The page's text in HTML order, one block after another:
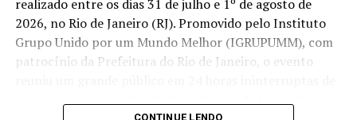
está firmada em Cristo, ela deixa de depender das
opiniões, dos erros ou das dificuldades enfrentadas ao
longo da caminhada.
realizado entre os dias 31 de julho e 1º de agosto de
2026, no Rio de Janeiro (RJ). Promovido pelo Instituto
Grupo Unido por um Mundo Melhor (IGRUPUMM), com
patrocínio da Prefeitura do Rio de Janeiro, o evento
CONTINUE LENDO